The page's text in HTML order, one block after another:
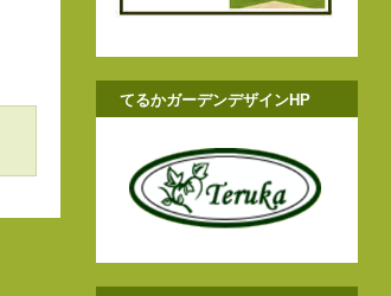
てるかガーデンデザインHP